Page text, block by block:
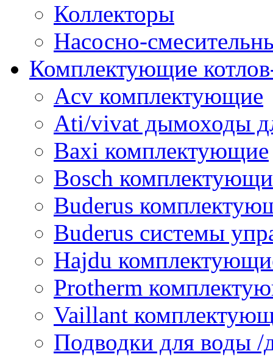
Коллекторы
Насосно-
Комплектующие
Acv комплектующие
Ati/vivat дымоходы
Baxi комплектующие
Bosch
Buderus
Buderus системы
Hajdu
Protherm
Vaillant
Подводки для воды /